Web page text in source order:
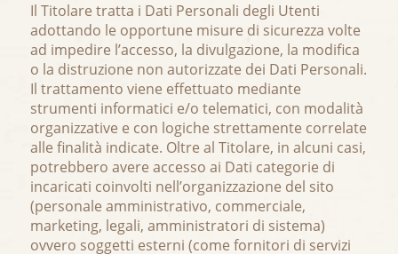
Il Titolare tratta i Dati Personali degli Utenti
adottando le opportune misure di sicurezza volte
ad impedire l’accesso, la divulgazione, la modifica
o la distruzione non autorizzate dei Dati Personali.
Il trattamento viene effettuato mediante
strumenti informatici e/o telematici, con modalità
organizzative e con logiche strettamente correlate
alle finalità indicate. Oltre al Titolare, in alcuni casi,
potrebbero avere accesso ai Dati categorie di
incaricati coinvolti nell’organizzazione del sito
(personale amministrativo, commerciale,
marketing, legali, amministratori di sistema)
ovvero soggetti esterni (come fornitori di servizi